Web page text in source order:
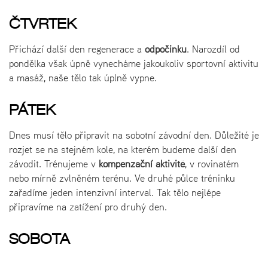
ČTVRTEK
Přichází další den regenerace a odpočinku. Narozdíl od
pondělka však úpně vynecháme jakoukoliv sportovní aktivitu
a masáž, naše tělo tak úplně vypne.
PÁTEK
Dnes musí tělo připravit na sobotní závodní den. Důležité je
rozjet se na stejném kole, na kterém budeme další den
závodit. Trénujeme v kompenzační aktivitě, v rovinatém
nebo mírně zvlněném terénu. Ve druhé půlce tréninku
zařadíme jeden intenzivní interval. Tak tělo nejlépe
připravíme na zatížení pro druhý den.
SOBOTA